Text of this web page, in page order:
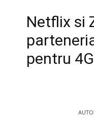
Netflix si
pentru